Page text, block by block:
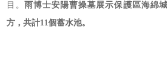
目。 雨博士安陽曹操墓展示保護區海綿
方，共計11個蓄水池。